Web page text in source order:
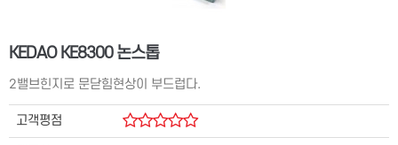
KEDAO KE8300 논스톱
2밸브힌지로 문닫힘현상이 부드럽다.
고객평점